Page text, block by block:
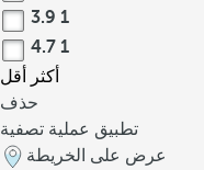
3.9 1
4.7 1
أكثر
أقل
حذف
تطبيق عملية تصفية
عرض على الخريطة